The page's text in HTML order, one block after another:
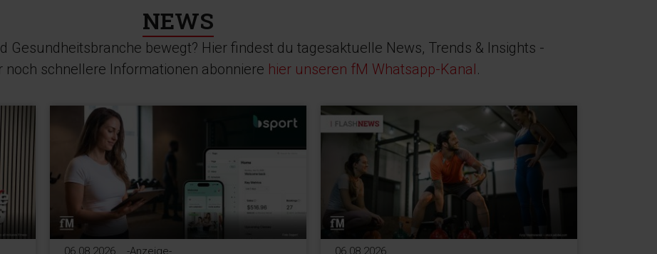
NEWS
Gesundheitsbranche bewegt? Hier findest du tagesaktuelle News, Trends & Insights -
schnellere Informationen abonniere hier unseren fM Whatsapp-Kanal.
06.08.2026 -Anzeige- 06.08.2026